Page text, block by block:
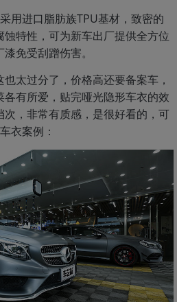
用进口脂肪族TPU基材，致密的
特性，可为新车出厂提供全方位
免受刮蹭伤害。
太过分了，价格高还要备案车，
有所爱，贴完哑光隐形车衣的效
，非常有质感，是很好看的，可
衣案例：